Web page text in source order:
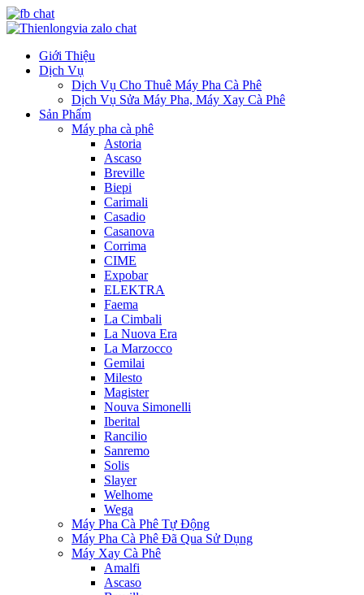
Giới Thiệu
Dịch Vụ
Dịch Vụ Cho Thuê Máy Pha Cà Phê
Dịch Vụ Sửa Máy Pha, Máy Xay Cà Phê
Sản Phẩm
Máy pha cà phê
Astoria
Ascaso
Breville
Biepi
Carimali
Casadio
Casanova
Corrima
CIME
Expobar
ELEKTRA
Faema
La Cimbali
La Nuova Era
La Marzocco
Gemilai
Milesto
Magister
Nouva Simonelli
Iberital
Rancilio
Sanremo
Solis
Slayer
Welhome
Wega
Máy Pha Cà Phê Tự Động
Máy Pha Cà Phê Đã Qua Sử Dụng
Máy Xay Cà Phê
Amalfi
Ascaso